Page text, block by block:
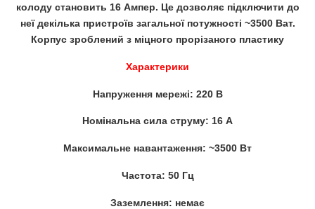
колоду становить 16 Ампер. Це дозволяє підключити до
неї декілька пристроїв загальної потужності ~3500 Ват.
Корпус зроблений з міцного прорізаного пластику
Характерики
Напруження мережі: 220 В
Номінальна сила струму: 16 А
Максимальне навантаження: ~3500 Вт
Частота: 50 Гц
Заземлення: немає